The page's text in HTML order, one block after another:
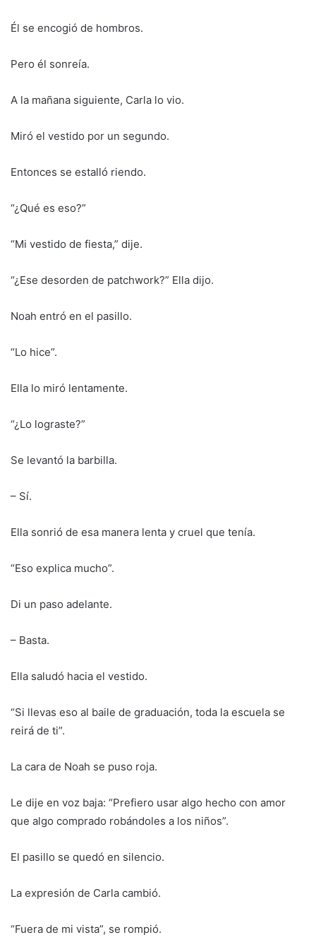
Él se encogió de hombros.
Pero él sonreía.
A la mañana siguiente, Carla lo vio.
Miró el vestido por un segundo.
Entonces se estalló riendo.
“¿Qué es eso?”
“Mi vestido de fiesta,” dije.
“¿Ese desorden de patchwork?” Ella dijo.
Noah entró en el pasillo.
“Lo hice”.
Ella lo miró lentamente.
“¿Lo lograste?”
Se levantó la barbilla.
– Sí.
Ella sonrió de esa manera lenta y cruel que tenía.
“Eso explica mucho”.
Di un paso adelante.
– Basta.
Ella saludó hacia el vestido.
“Si llevas eso al baile de graduación, toda la escuela se
reirá de ti”.
La cara de Noah se puso roja.
Le dije en voz baja: “Prefiero usar algo hecho con amor
que algo comprado robándoles a los niños”.
El pasillo se quedó en silencio.
La expresión de Carla cambió.
“Fuera de mi vista”, se rompió.